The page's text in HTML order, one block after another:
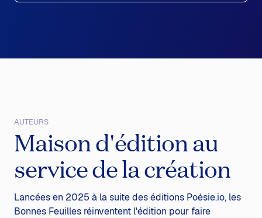
AUTEURS
Maison d'éditionau
service de la création
Lancées en 2025 à la suite des éditions Poésie.io, les
Bonnes Feuilles réinventent l'édition pour faire